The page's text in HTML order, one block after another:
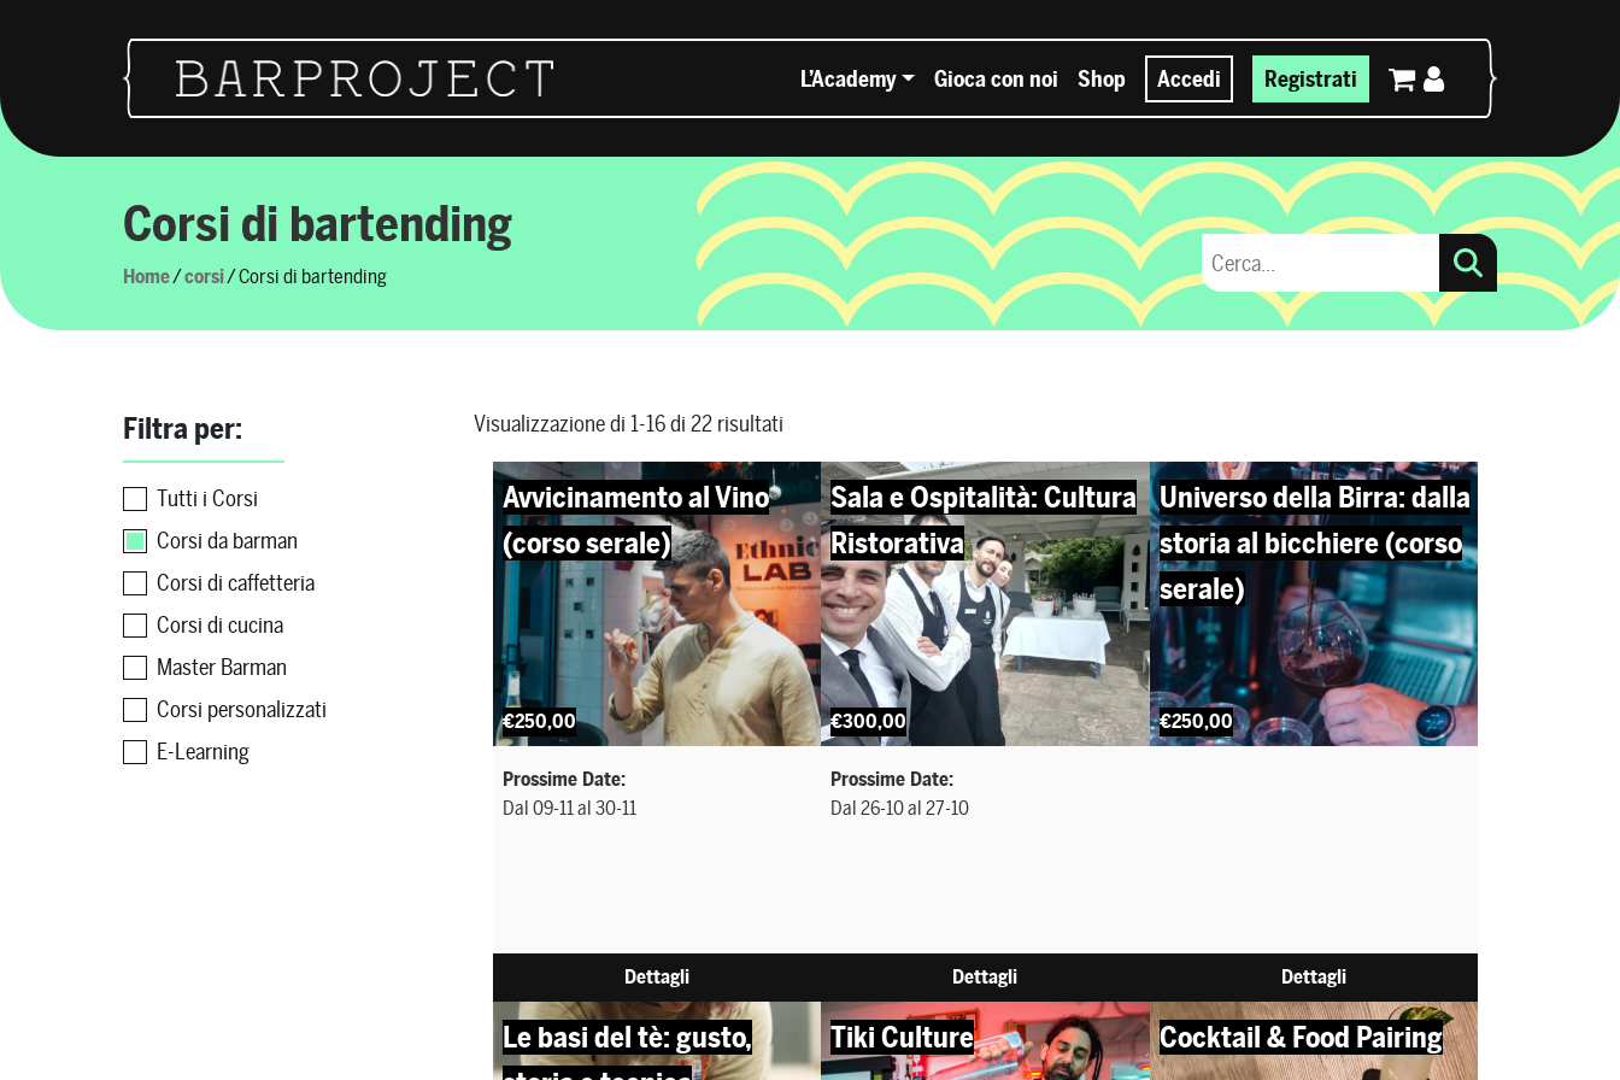
Navigazione principale L’Academy Gioca con noi Shop Accedi Registrati
Corsi di bartending
Home/corsi/ Corsi di bartending
Filtra per:
Tutti i Corsi
Corsi da barman
Corsi di caffetteria
Corsi di cucina
Master Barman
Corsi personalizzati
E-Learning
Visualizzazione di 1-16 di 22 risultati
Avvicinamento al Vino
(corso serale)
€250,00
Prossime Date:
Dal 09-11 al 30-11
Dettagli
Sala e Ospitalità: Cultura
Ristorativa
€300,00
Prossime Date:
Dal 26-10 al 27-10
Dettagli
Universo della Birra: dalla
storia al bicchiere (corso
serale)
€250,00
Dettagli
Le basi del tè: gusto,
Tiki Culture Cocktail & Food Pairing